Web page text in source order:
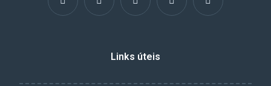
Links úteis